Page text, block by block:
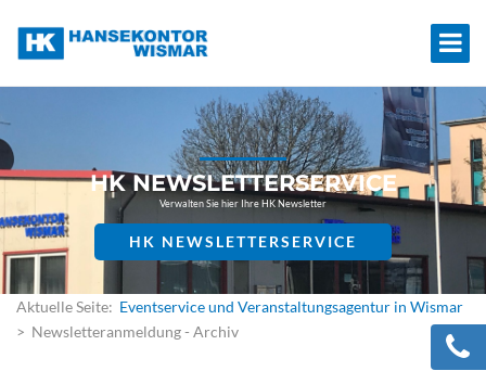
HK NEWSLETTERSERVICE
Verwalten Sie hier Ihre HK Newsletter
HK NEWSLETTERSERVICE
Aktuelle Seite: Eventservice und Veranstaltungsagentur in Wismar
> Newsletteranmeldung - Archiv